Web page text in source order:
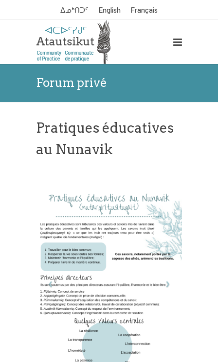
ᐃᓄᒃᑎᑐᑦ English Français
Forum privé
Pratiques éducatives
au Nunavik